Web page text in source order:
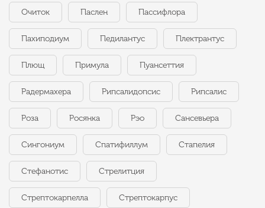
Очиток Паслен Пассифлора
Пахиподиум Педилантус Плектрантус
Плющ Примула Пуансеттия
Радермахера Рипсалидопсис Рипсалис
Роза Росянка Рэо Сансевьера
Сингониум Спатифиллум Стапелия
Стефанотис Стрелитция
Стрептокарпелла Стрептокарпус